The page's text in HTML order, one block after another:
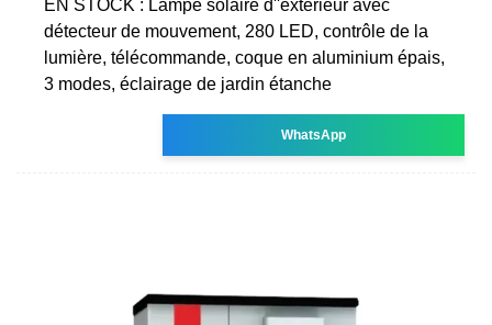
EN STOCK : Lampe solaire d''extérieur avec
détecteur de mouvement, 280 LED, contrôle de la
lumière, télécommande, coque en aluminium épais,
3 modes, éclairage de jardin étanche
WhatsApp